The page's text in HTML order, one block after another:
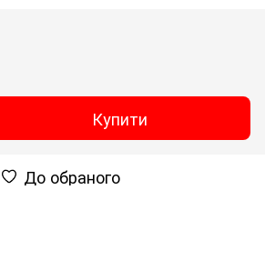
Купити
До обраного